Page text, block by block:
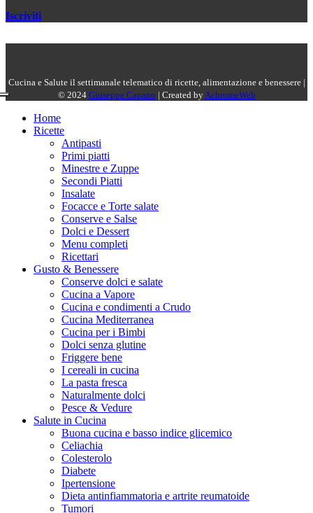
Iscriviti
Cucina e Salute il settimanale telematico di ricette, alimentazione e benessere |
© 2024 Giuseppe Capano | Created by AchromeWeb
Home
Ricette
Antipasti
Primi piatti
Minestre e Zuppe
Secondi Piatti
Insalate
Focacce e Torte salate
Conserve e Salse
Dolci e Dessert
Menu completi
Ricettari
Gusto & Benessere
Conserve dolci e salate
Cucina a Vapore
Cucina e condimenti a Crudo
Cucina Mediterranea
Cucina per i Bimbi
Dolci senza glutine
Friggere bene
I cereali in cucina
La pasta fresca
Naturalmente dolci
Pesce & Vedure
Salute in Cucina
Buona cucina e basso indice glicemico
Celiachia
Colesterolo
Diabete
Ipertensione
Dieta antinfiammatoria e artrite reumatoide
Tumori